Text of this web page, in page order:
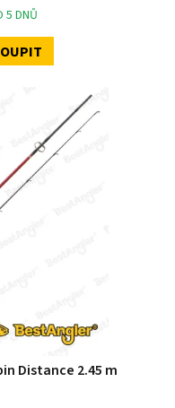
5 DNŮ
Distance 2.45 m